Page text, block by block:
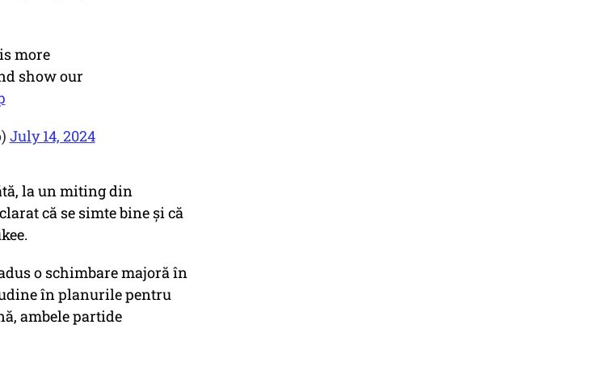
more
show our
July 14, 2024
la un miting din
că se simte bine și că
o schimbare majoră în
în planurile pentru
ambele partide